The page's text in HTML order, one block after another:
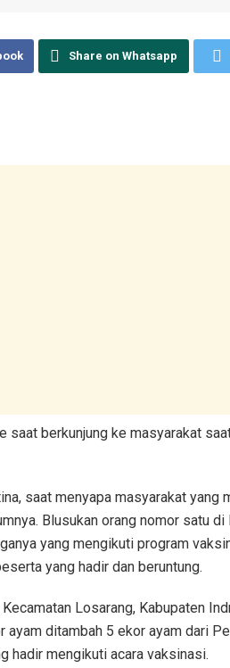
Share on Whatsapp
saat berkunjung ke masyarakat
saat menyapa masyarakat yang
Blusukan orang nomor satu
yang mengikuti program
yang hadir dan beruntung.
Losarang, Kabupaten
ditambah 5 ekor ayam dari
hadir mengikuti acara vaksinasi.